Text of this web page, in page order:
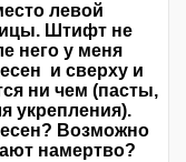
левой
Штифт не
него у меня
и сверху и
ни чем (пасты,
укрепления).
Возможно
намертво?